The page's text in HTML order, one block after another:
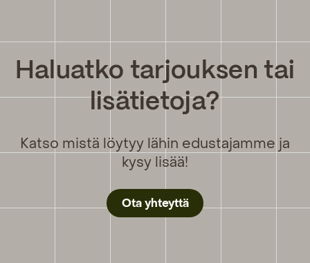
Haluatko tarjouksen tai
lisätietoja?
Katso mistä löytyy lähin edustajamme ja
kysy lisää!
Ota yhteyttä